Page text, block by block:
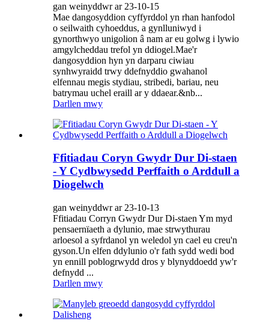
gan weinyddwr ar 23-10-15
Mae dangosyddion cyffyrddol yn rhan hanfodol
o seilwaith cyhoeddus, a gynlluniwyd i
gynorthwyo unigolion â nam ar eu golwg i lywio
amgylcheddau trefol yn ddiogel.Mae'r
dangosyddion hyn yn darparu ciwiau
synhwyraidd trwy ddefnyddio gwahanol
elfennau megis stydiau, stribedi, bariau, neu
batrymau uchel eraill ar y ddaear.&nb...
Darllen mwy
Ffitiadau Coryn Gwydr Dur Di-staen
- Y Cydbwysedd Perffaith o Arddull a
Diogelwch
gan weinyddwr ar 23-10-13
Ffitiadau Corryn Gwydr Dur Di-staen Ym myd
pensaernïaeth a dylunio, mae strwythurau
arloesol a syfrdanol yn weledol yn cael eu creu'n
gyson.Un elfen ddylunio o'r fath sydd wedi bod
yn ennill poblogrwydd dros y blynyddoedd yw'r
defnydd ...
Darllen mwy